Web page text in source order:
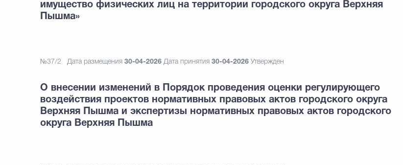
имущество физических лиц на территории городского округа Верхняя
Пышма»
№37/2 Дата размещения 30-04-2026 Дата принятия 30-04-2026 Утвержден
О внесении изменений в Порядок проведения оценки регулирующего
воздействия проектов нормативных правовых актов городского округа
Верхняя Пышма и экспертизы нормативных правовых актов городского
округа Верхняя Пышма